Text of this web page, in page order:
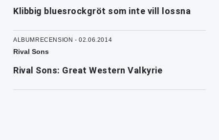
Klibbig bluesrockgröt som inte vill lossna
ALBUMRECENSION - 02.06.2014
Rival Sons
Rival Sons: Great Western Valkyrie